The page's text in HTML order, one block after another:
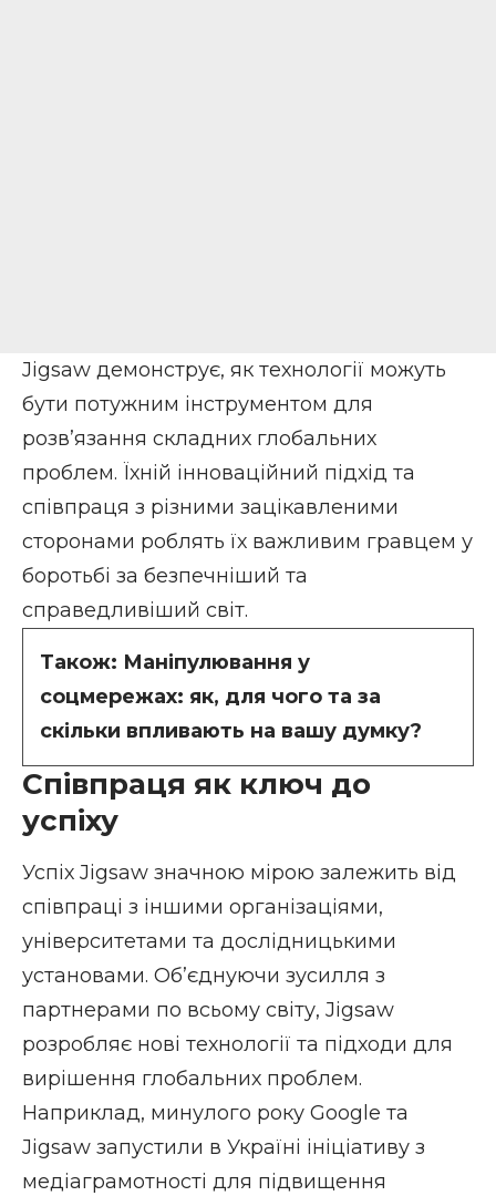
Jigsaw демонструє, як технології можуть
бути потужним інструментом для
розв’язання складних глобальних
проблем. Їхній інноваційний підхід та
співпраця з різними зацікавленими
сторонами роблять їх важливим гравцем у
боротьбі за безпечніший та
справедливіший світ.
Також: Маніпулювання у
соцмережах: як, для чого та за
скільки впливають на вашу думку?
Співпраця як ключ до
успіху
Успіх Jigsaw значною мірою залежить від
співпраці з іншими організаціями,
університетами та дослідницькими
установами. Об’єднуючи зусилля з
партнерами по всьому світу, Jigsaw
розробляє нові технології та підходи для
вирішення глобальних проблем.
Наприклад, минулого року Google та
Jigsaw запустили в Україні ініціативу з
медіаграмотності для підвищення